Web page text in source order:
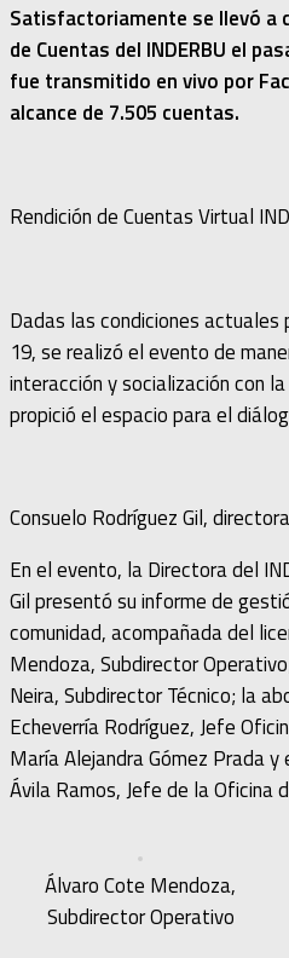
Satisfactoriamente se llevó a
de Cuentas del INDERBU el
fue transmitido en vivo por
alcance de 7.505 cuentas.
Rendición de Cuentas Virtual
Dadas las condiciones actuales
19, se realizó el evento de
interacción y socialización con
propició el espacio para el
Consuelo Rodríguez Gil,
En el evento, la Directora del
Gil presentó su informe de
comunidad, acompañada del
Mendoza, Subdirector
Neira, Subdirector Técnico; la
Echeverría Rodríguez, Jefe
María Alejandra Gómez Prada
Ávila Ramos, Jefe de la Oficina
Álvaro Cote Mendoza,
Subdirector Operativo